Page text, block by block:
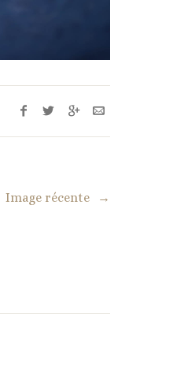
Image récente →